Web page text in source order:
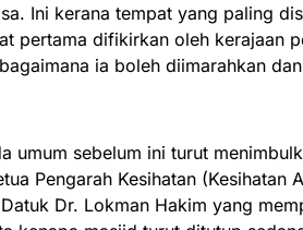
Ini kerana tempat yang paling
pertama difikirkan oleh kerajaan
ia boleh diimarahkan dan
umum sebelum ini turut
Pengarah Kesihatan (Kesihatan
Dr. Lokman Hakim yang